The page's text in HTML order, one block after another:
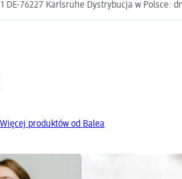
DE-76227 Karlsruhe Dystrybucja w Polsce:
Więcej produktów od Balea